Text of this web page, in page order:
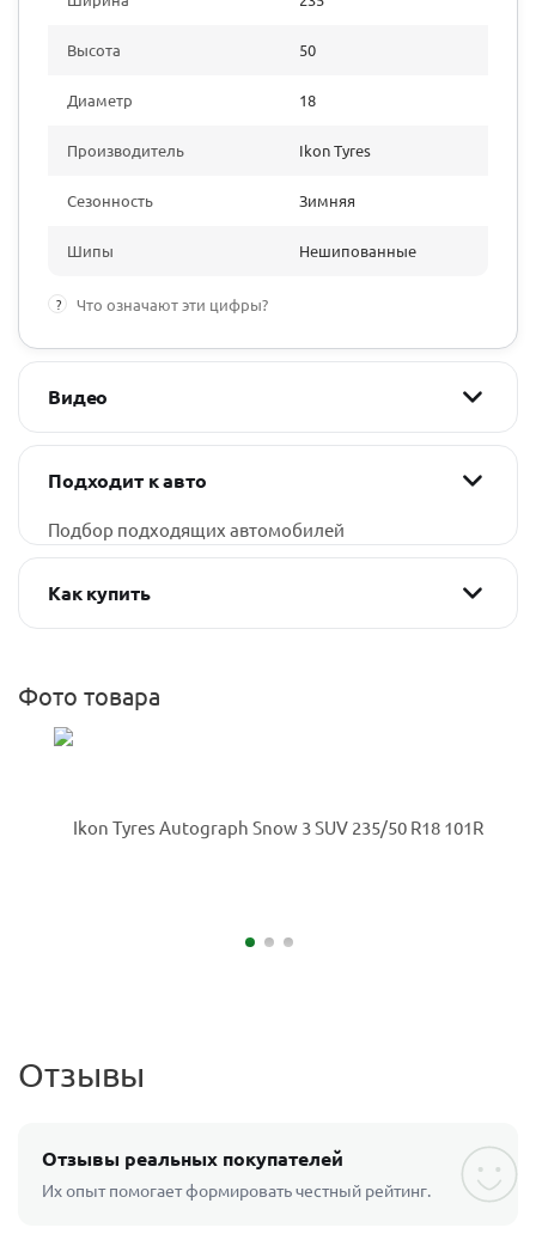
Высота 50
Диаметр 18
Производитель Ikon Tyres
Сезонность Зимняя
Шипы Нешипованные
? Что означают эти цифры?
Видео
Подходит к авто
Подбор подходящих автомобилей
Как купить
Фото товара
Отзывы
Отзывы реальных покупателей
Их опыт помогает формировать честный рейтинг.